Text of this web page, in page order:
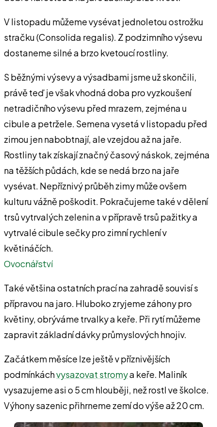
V listopadu můžeme vysévat jednoletou ostrožku
stračku (Consolida regalis). Z podzimního výsevu
dostaneme silné a brzo kvetoucí rostliny.
S běžnými výsevy a výsadbami jsme už skončili,
právě teď je však vhodná doba pro vyzkoušení
netradičního výsevu před mrazem, zejména u
cibule a petržele. Semena vysetá v listopadu před
zimou jen nabobtnají, ale vzejdou až na jaře.
Rostliny tak získají značný časový náskok, zejména
na těžších půdách, kde se nedá brzo na jaře
vysévat. Nepříznivý průběh zimy může ovšem
kulturu vážně poškodit. Pokračujeme také v dělení
trsů vytrvalých zelenin a v přípravě trsů pažitky a
vytrvalé cibule sečky pro zimní rychlení v
květináčích.
Ovocnářství
Také většina ostatních prací na zahradě souvisí s
přípravou na jaro. Hluboko zryjeme záhony pro
květiny, obrýváme trvalky a keře. Při rytí můžeme
zapravit základní dávky průmyslových hnojiv.
Začátkem měsíce lze ještě v příznivějších
podmínkáchvysazovat stromya keře. Maliník
vysazujeme asi o 5 cm hlouběji, než rostl ve školce.
Výhony sazenic přihrneme zemí do výše až 20 cm.